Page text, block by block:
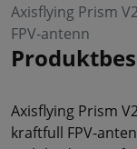
Axisflying Prism
FPV-antenn
Axisflying Prism
kraftfull FPV-